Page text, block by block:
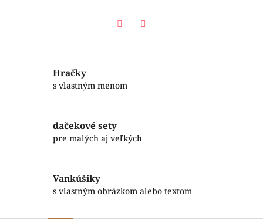
Hračky
s vlastným menom
dačekové sety
pre malých aj veľkých
Vankúšiky
s vlastným obrázkom alebo textom